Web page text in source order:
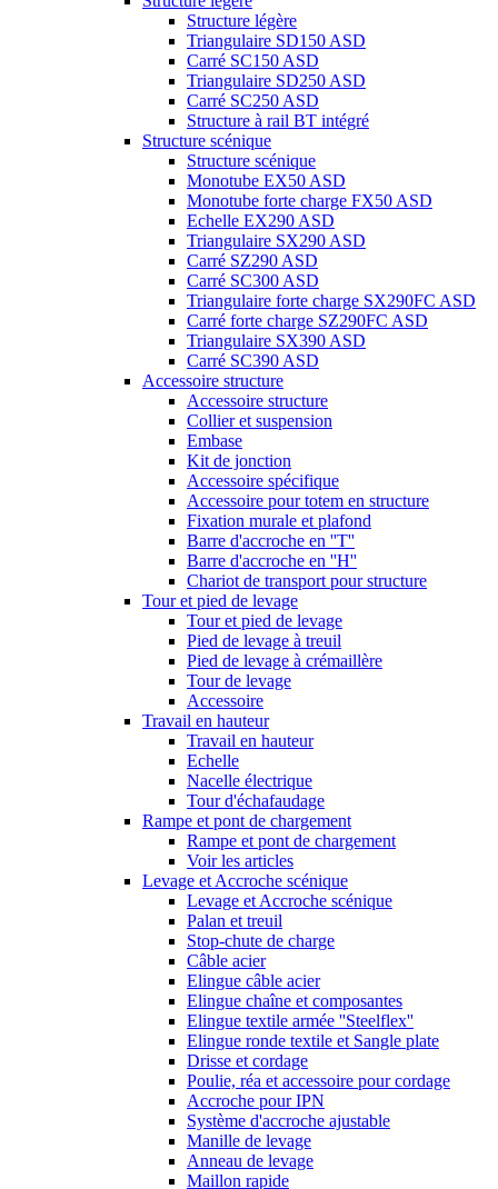
Structure légère
Triangulaire SD150 ASD
Carré SC150 ASD
Triangulaire SD250 ASD
Carré SC250 ASD
Structure à rail BT intégré
Structure scénique
Structure scénique
Monotube EX50 ASD
Monotube forte charge FX50 ASD
Echelle EX290 ASD
Triangulaire SX290 ASD
Carré SZ290 ASD
Carré SC300 ASD
Triangulaire forte charge SX290FC ASD
Carré forte charge SZ290FC ASD
Triangulaire SX390 ASD
Carré SC390 ASD
Accessoire structure
Accessoire structure
Collier et suspension
Embase
Kit de jonction
Accessoire spécifique
Accessoire pour totem en structure
Fixation murale et plafond
Barre d'accroche en ''T''
Barre d'accroche en ''H''
Chariot de transport pour structure
Tour et pied de levage
Tour et pied de levage
Pied de levage à treuil
Pied de levage à crémaillère
Tour de levage
Accessoire
Travail en hauteur
Travail en hauteur
Echelle
Nacelle électrique
Tour d'échafaudage
Rampe et pont de chargement
Rampe et pont de chargement
Voir les articles
Levage et Accroche scénique
Levage et Accroche scénique
Palan et treuil
Stop-chute de charge
Câble acier
Elingue câble acier
Elingue chaîne et composantes
Elingue textile armée ''Steelflex''
Elingue ronde textile et Sangle plate
Drisse et cordage
Poulie, réa et accessoire pour cordage
Accroche pour IPN
Système d'accroche ajustable
Manille de levage
Anneau de levage
Maillon rapide